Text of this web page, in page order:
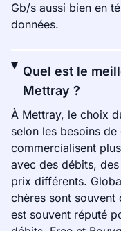
Gb/s aussi bien en
données.
Quel est le
Mettray ?
À Mettray, le choix
selon les besoins de
commercialisent
avec des débits,
prix différents.
chères sont souvent
est souvent réputé